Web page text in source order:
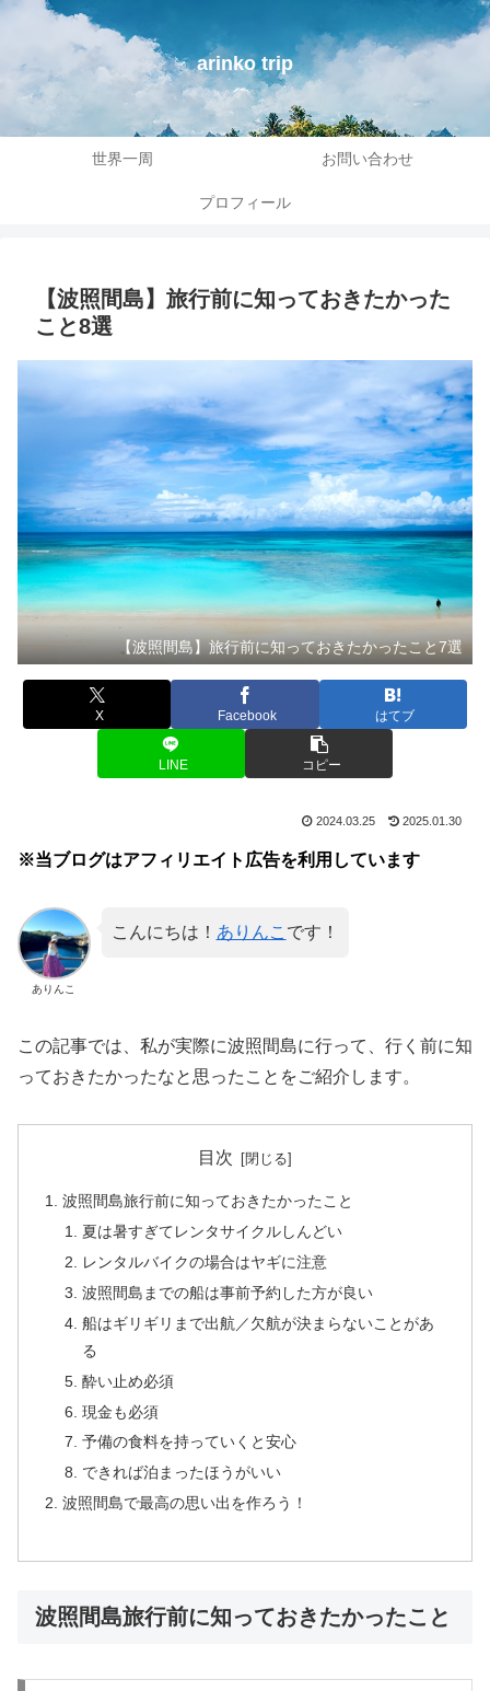
arinko trip
世界一周 お問い合わせ
プロフィール
【波照間島】旅行前に知っておきたかった
こと8選
【波照間島】旅行前に知っておきたかったこと7選
X Facebook はてブ
LINE コピー
2024.03.25 2025.01.30
※当ブログはアフィリエイト広告を利用しています
ありんこ
こんにちは！ ありんこ です！
この記事では、私が実際に波照間島に行って、行く前に知
っておきたかったなと思ったことをご紹介します。
目次
波照間島旅行前に知っておきたかったこと
夏は暑すぎてレンタサイクルしんどい
レンタルバイクの場合はヤギに注意
波照間島までの船は事前予約した方が良い
船はギリギリまで出航／欠航が決まらないことがあ
る
酔い止め必須
現金も必須
予備の食料を持っていくと安心
できれば泊まったほうがいい
波照間島で最高の思い出を作ろう！
波照間島旅行前に知っておきたかったこと